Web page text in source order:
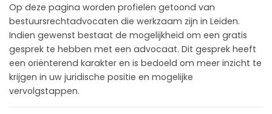
Op deze pagina worden profielen getoond van
bestuursrechtadvocaten die werkzaam zijn in Leiden.
Indien gewenst bestaat de mogelijkheid om een gratis
gesprek te hebben met een advocaat. Dit gesprek heeft
een oriënterend karakter en is bedoeld om meer inzicht te
krijgen in uw juridische positie en mogelijke
vervolgstappen.